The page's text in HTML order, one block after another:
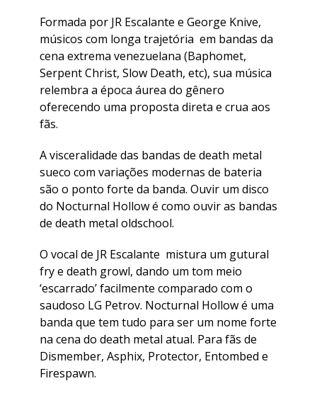
Formada por JR Escalante e George Knive,
músicos com longa trajetória em bandas da
cena extrema venezuelana (Baphomet,
Serpent Christ, Slow Death, etc), sua música
relembra a época áurea do gênero
oferecendo uma proposta direta e crua aos
fãs.
A visceralidade das bandas de death metal
sueco com variações modernas de bateria
são o ponto forte da banda. Ouvir um disco
do Nocturnal Hollow é como ouvir as bandas
de death metal oldschool.
O vocal de JR Escalante mistura um gutural
fry e death growl, dando um tom meio
‘escarrado’ facilmente comparado com o
saudoso LG Petrov. Nocturnal Hollow é uma
banda que tem tudo para ser um nome forte
na cena do death metal atual. Para fãs de
Dismember, Asphix, Protector, Entombed e
Firespawn.